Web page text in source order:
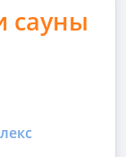
сауны